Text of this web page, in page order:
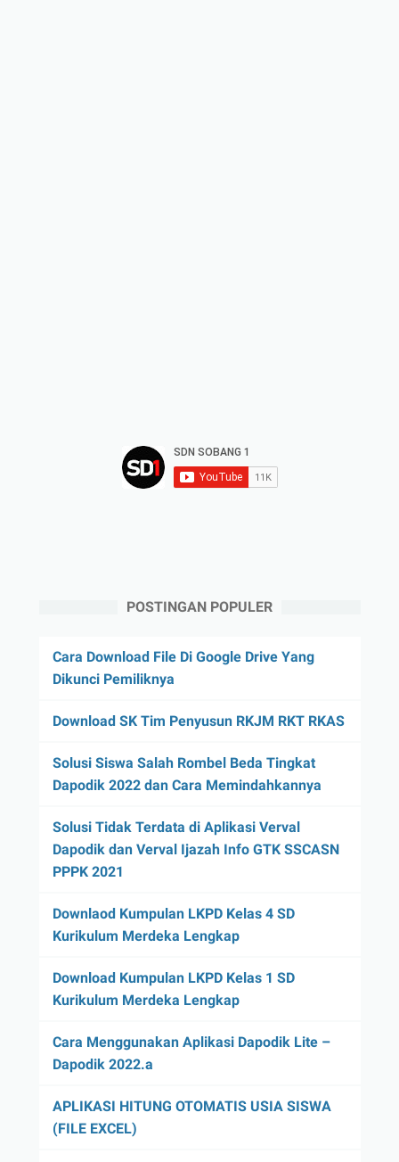
POSTINGAN POPULER
Cara Download File Di Google Drive Yang
Dikunci Pemiliknya
Download SK Tim Penyusun RKJM RKT RKAS
Solusi Siswa Salah Rombel Beda Tingkat
Dapodik 2022 dan Cara Memindahkannya
Solusi Tidak Terdata di Aplikasi Verval
Dapodik dan Verval Ijazah Info GTK SSCASN
PPPK 2021
Downlaod Kumpulan LKPD Kelas 4 SD
Kurikulum Merdeka Lengkap
Download Kumpulan LKPD Kelas 1 SD
Kurikulum Merdeka Lengkap
Cara Menggunakan Aplikasi Dapodik Lite –
Dapodik 2022.a
APLIKASI HITUNG OTOMATIS USIA SISWA
(FILE EXCEL)